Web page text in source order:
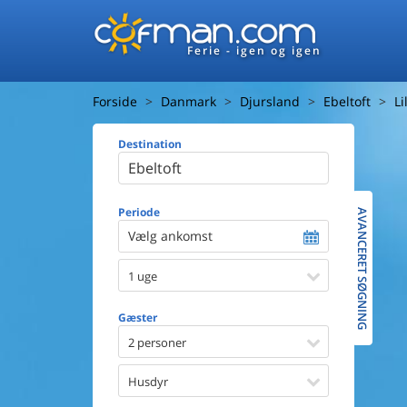
Ferie - igen og igen
Forside Danmark Djursland Ebeltoft
Destination
Periode
Vælg ankomst
1 uge
Gæster
2 personer
Husdyr
Afstand til
Udsigt til
Faciliteter
Spa
AVANCERET SØGNING